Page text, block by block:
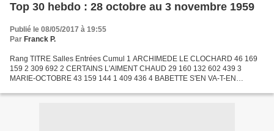
Top 30 hebdo : 28 octobre au 3 novembre 1959
Publié le 08/05/2017 à 19:55
Par Franck P.
Rang TITRE Salles Entrées Cumul 1 ARCHIMEDE LE CLOCHARD 46 169
159 2 309 692 2 CERTAINS L'AIMENT CHAUD 29 160 132 602 439 3
MARIE-OCTOBRE 43 159 144 1 409 436 4 BABETTE S'EN VA-T-EN
195 796...